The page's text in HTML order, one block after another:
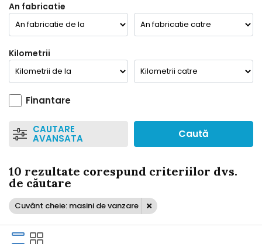
An fabricatie
Kilometrii
Finantare
CAUTARE
AVANSATA Caută
10 rezultate corespund criteriilor dvs.
de căutare
Cuvânt cheie: masini de vanzare